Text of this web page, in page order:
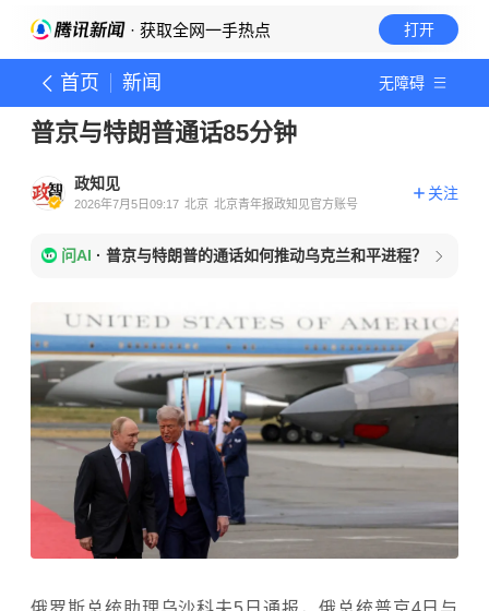
· 获取全网一手热点 打开
首页 新闻 无障碍
普京与特朗普通话85分钟
政知见
2026年7月5日09:17 北京 北京青年报政知见官方账号
关注
问AI · 普京与特朗普的通话如何推动乌克兰和平进程？